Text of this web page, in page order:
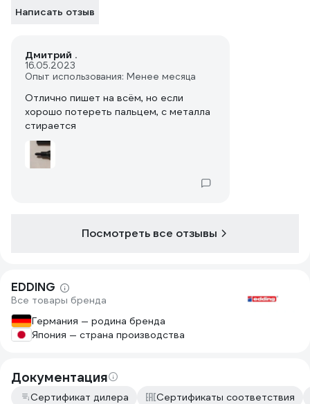
Написать отзыв
Дмитрий .
16.05.2023
Опыт использования: Менее месяца
Отлично пишет на всём, но если
хорошо потереть пальцем, с металла
стирается
Посмотреть все отзывы
EDDING
Все товары бренда
Германия — родина бренда
Япония — страна производства
Документация
Сертификат дилера Сертификаты соответствия